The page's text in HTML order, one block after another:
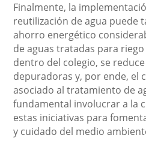
Finalmente, la
reutilización de agua puede
ahorro energético
de aguas tratadas para
dentro del colegio, se
depuradoras y, por ende, el
asociado al tratamiento de
fundamental involucrar a la
estas iniciativas para
y cuidado del medio